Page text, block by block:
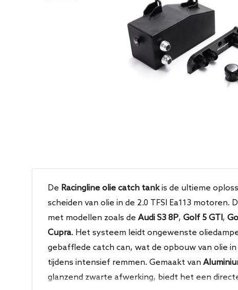
De Racingline olie catch tankis de ultieme
scheiden van olie in de 2.0 TFSI Ea113 motoren.
met modellen zoals de Audi S3 8P, Golf 5 GTI ,
Cupra. Het systeem leidt ongewenste
gebafflede catch can, wat de opbouw van olie
tijdens intensief remmen. Gemaakt van
glanzend zwarte afwerking, biedt het een